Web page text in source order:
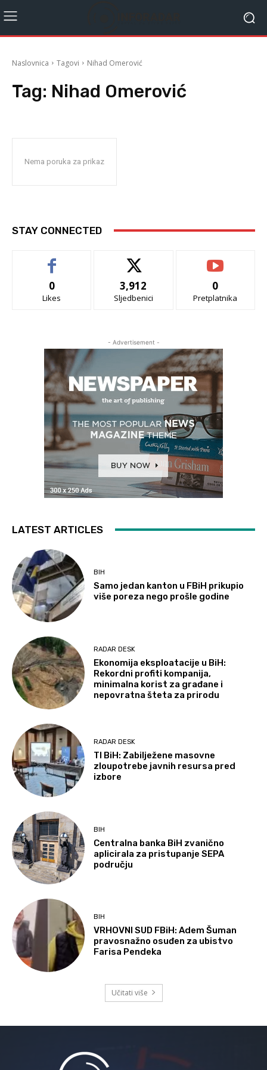
Naslovnica Tagovi Nihad Omerović
Tag: Nihad Omerović
Nema poruka za prikaz
STAY CONNECTED
0
Likes
3,912
Sljedbenici
0
Pretplatnika
- Advertisement -
LATEST ARTICLES
BIH
Samo jedan kanton u FBiH prikupio
više poreza nego prošle godine
RADAR DESK
Ekonomija eksploatacije u BiH:
Rekordni profiti kompanija,
minimalna korist za građane i
nepovratna šteta za prirodu
RADAR DESK
TI BiH: Zabilježene masovne
zloupotrebe javnih resursa pred
izbore
BIH
Centralna banka BiH zvanično
aplicirala za pristupanje SEPA
području
BIH
VRHOVNI SUD FBiH: Adem Šuman
pravosnažno osuđen za ubistvo
Farisa Pendeka
Učitati više